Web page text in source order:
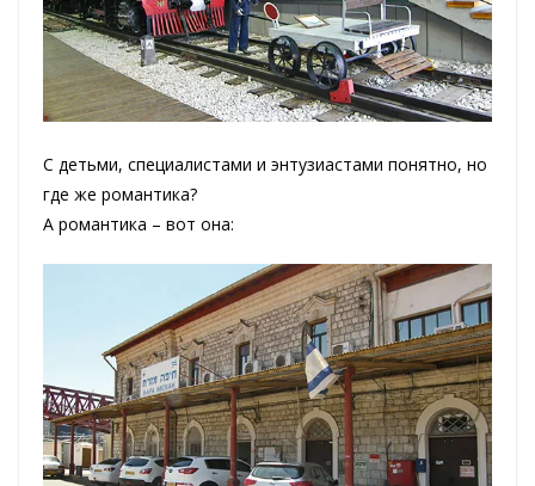
С детьми, специалистами и энтузиастами понятно, но
где же романтика?
А романтика – вот она: